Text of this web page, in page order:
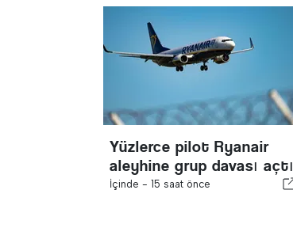
Yüzlerce pilot Ryanair
aleyhine grup davası açtı
İçinde - 15 saat önce